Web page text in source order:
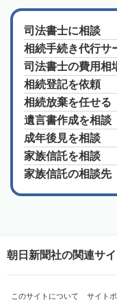
司法書士に相談
相続手続き代行サ
司法書士の費用相
相続登記を依頼
相続放棄を任せる
遺言書作成を相談
成年後見を相談
家族信託を相談
家族信託の相談先
朝日新聞社の関連サイ
このサイトについて サイト